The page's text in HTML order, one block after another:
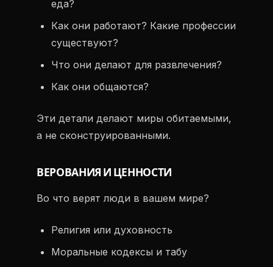
еда?
Как они работают? Какие профессии
существуют?
Что они делают для развлечения?
Как они общаются?
Эти детали делают миры обитаемыми,
а не сконструированными.
ВЕРОВАНИЯ И ЦЕННОСТИ
Во что верят люди в вашем мире?
Религия или духовность
Моральные кодексы и табу